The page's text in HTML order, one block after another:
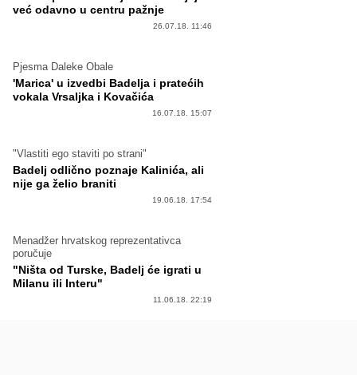
već odavno u centru pažnje
26.07.18. 11:46
Pjesma Daleke Obale
'Marica' u izvedbi Badelja i pratećih
vokala Vrsaljka i Kovačića
16.07.18. 15:07
"Vlastiti ego staviti po strani"
Badelj odlično poznaje Kalinića, ali
nije ga želio braniti
19.06.18. 17:54
Menadžer hrvatskog reprezentativca
poručuje
"Ništa od Turske, Badelj će igrati u
Milanu ili Interu"
11.06.18. 22:19